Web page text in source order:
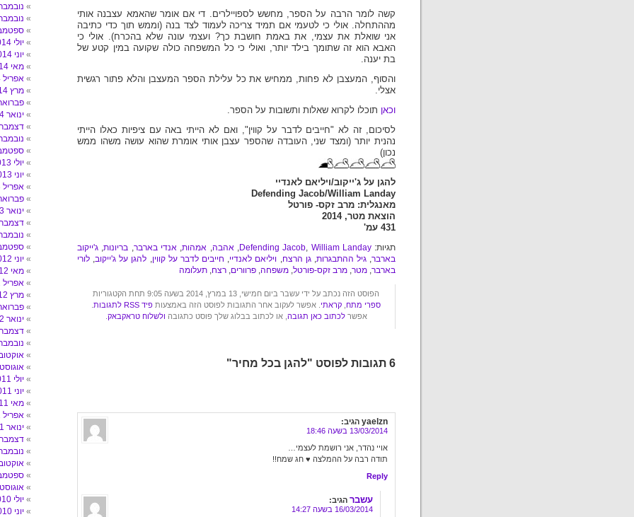
קשה לומר הרבה על הספר, מחשש לספויילרים. די אם אומר שהאמא עצבנה אותי
מההתחלה. אולי כי לטעמי אם תמיד צריכה לעמוד לצד בנה (וממש תוך כדי כתיבה
אני שואלת את עצמי, את באמת חושבת כך? ועצמי עונה שלא בהכרח). אולי כי
האבא הוא זה שתומך בילד יותר, ואולי כי כל המשפחה כולה שקועה במין קטע של
בת יענה.
והסוף, המעצבן לא פחות, ממחיש את כל עלילת הספר המעצבן והלא פתור רגשית
אצלי.
וכאן תוכלו לקרוא שאלות ותשובות על הספר.
לסיכום, זה לא "חייבים לדבר על קווין", ואם לא הייתי באה עם ציפיות כאלו הייתי
נהנית יותר (ומצד שני, העובדה שהספר עצבן אותי אומרת שהוא עושה משהו ממש
נכון)
להגן על ג'ייקוב/ויליאם לאנדיי
Defending Jacob/William Landay
מאנגלית: מרב זקס- פורטל
הוצאת מטר, 2014
431 עמ'
תגיות: Defending Jacob, William Landay
,אהבה, אמהות,אנדי בארבר, בריונות, ג'ייקוב
בארבר,גיל ההתבגרות,גן הרצח, ויליאם לאנדיי, חייבים לדבר על קווין, להגן על ג'ייקוב, לורי
בארבר, מטר, מרב זקס-פורטל, משפחה, פרוורים, רצח, תעלומה
הפוסט הזה נכתב על ידי עשבר ביום חמישי, 13 במרץ, 2014 בשעה 9:05 תחת הקטגוריות
ספרי מתח קראתי . אפשר לעקוב אחר התגובות לפוסט הזה באמצעות פיד RSS לתגובות
אפשרלכתוב כאן תגובה , או לכתוב בבלוג שלך פוסט כתגובה ולשלוח טראקבאק
6 תגובות לפוסט "להגן בכל מחיר"
yaelzn הגיב:
13/03/2014 בשעה 18:46
אויי נהדר, אני רושמת לעצמי…
תודה רבה על ההמלצה ♥ חג שמח!!
Reply
עשבר הגיב:
16/03/2014 בשעה 14:27
נובמבר
נובמבר
ספטמבר
יולי 2014
יוני 2014
מאי 2014
אפריל 2014
מרץ 2014
פברואר
ינואר 2014
דצמבר
נובמבר
ספטמבר
יולי 2013
יוני 2013
אפריל 2013
פברואר
ינואר 2013
דצמבר
נובמבר
ספטמבר
יוני 2012
מאי 2012
אפריל 2012
מרץ 2012
פברואר
ינואר 2012
דצמבר
נובמבר
אוקטובר
אוגוסט
יולי 2011
יוני 2011
מאי 2011
אפריל 2011
ינואר 2011
דצמבר
נובמבר
אוקטובר
ספטמבר
אוגוסט
יולי 2010
יוני 2010